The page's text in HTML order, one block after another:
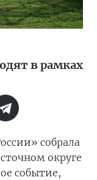
в рамках
собрала
округе
событие,